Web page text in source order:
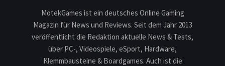
MotekGames ist ein deutsches Online Gaming
Magazin für News und Reviews. Seit dem Jahr 2013
veröffentlicht die Redaktion aktuelle News & Tests,
über PC-, Videospiele, eSport, Hardware,
Klemmbausteine & Boardgames. Auch ist die